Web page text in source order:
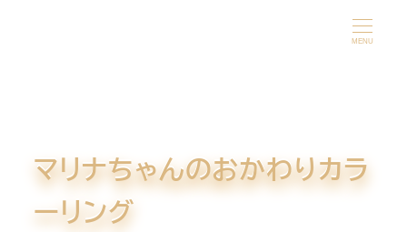
MENU
マリナちゃんのおかわりカラ
ーリング